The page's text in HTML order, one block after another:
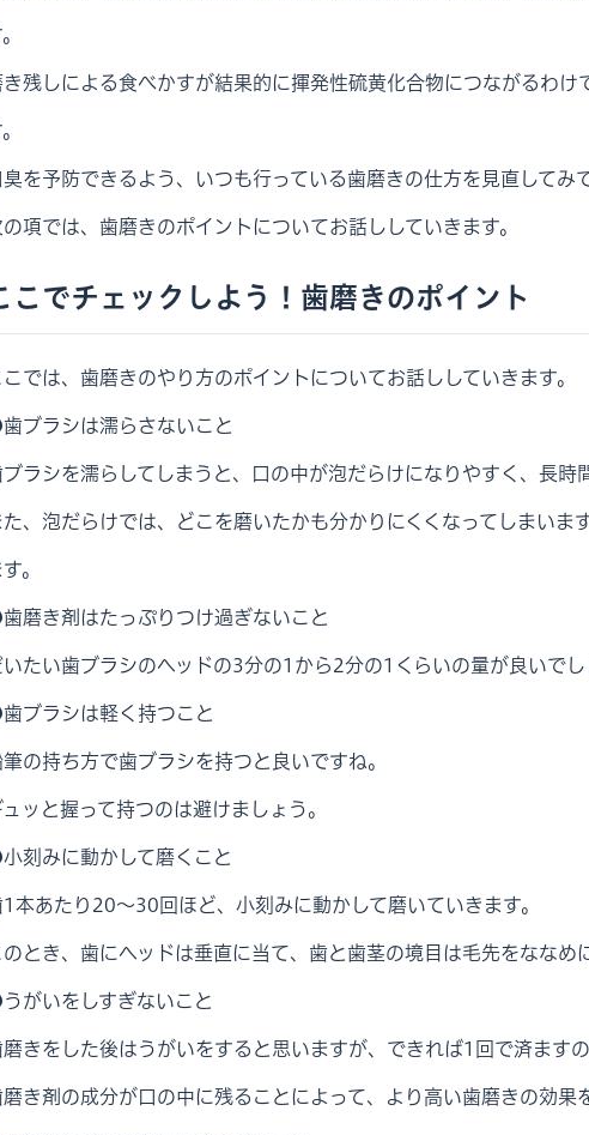
き残しによる食べかすが結果的に揮発性硫黄化合物につながるわ
臭を予防できるよう、いつも行っている歯磨きの仕方を見直してみ
の項では、歯磨きのポイントについてお話ししていきます。
こでチェックしよう！歯磨きのポイント
こでは、歯磨きのやり方のポイントについてお話ししていきます。
ブラシは濡らさないこと
ブラシを濡らしてしまうと、口の中が泡だらけになりやすく、長時
た、泡だらけでは、どこを磨いたかも分かりにくくなってしまいま
。
磨き剤はたっぷりつけ過ぎないこと
いたい歯ブラシのヘッドの3分の1から2分の1くらいの量が良いでし
ブラシは軽く持つこと
筆の持ち方で歯ブラシを持つと良いですね。
ッと握って持つのは避けましょう。
刻みに動かして磨くこと
1本あたり20～30回ほど、小刻みに動かして磨いていきます。
のとき、歯にヘッドは垂直に当て、歯と歯茎の境目は毛先をななめ
がいをしすぎないこと
磨きをした後はうがいをすると思いますが、できれば1回で済ますの
磨き剤の成分が口の中に残ることによって、より高い歯磨きの効果